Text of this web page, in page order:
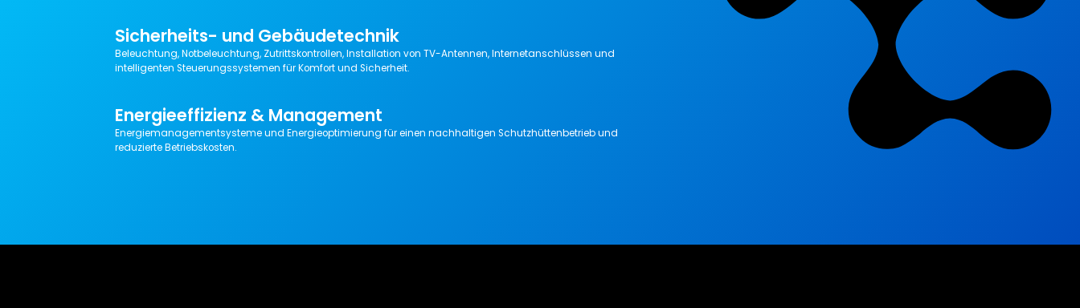
Sicherheits- und Gebäudetechnik
Beleuchtung, Notbeleuchtung, Zutrittskontrollen, Installation von TV-Antennen, Internetanschlüssen und
intelligenten Steuerungssystemen für Komfort und Sicherheit.
Energieeffizienz & Management
Energiemanagementsysteme und Energieoptimierung für einen nachhaltigen Schutzhüttenbetrieb und
reduzierte Betriebskosten.